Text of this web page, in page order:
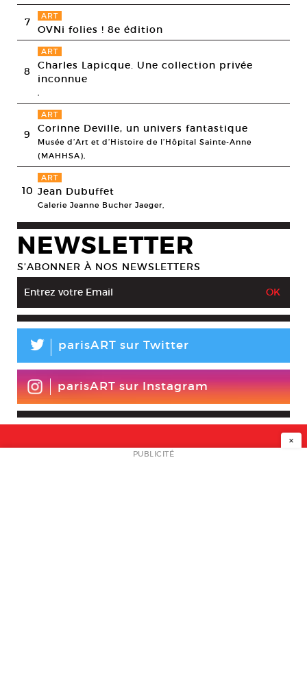
7 ART
OVNi folies ! 8e édition
8
ART
Charles Lapicque. Une collection privée
inconnue
9
ART
Corinne Deville, un univers fantastique
Musée d’Art et d’Histoire de l’Hôpital Sainte-Anne
(MAHHSA),
10
ART
Jean Dubuffet
Galerie Jeanne Bucher Jaeger,
NEWSLETTER
S’ABONNER À NOS NEWSLETTERS
L parisART sur Twitter
parisART sur Instagram
NEWSLETTER
×
PUBLICITÉ